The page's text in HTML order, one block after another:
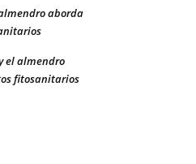
aborda
el almendro
fitosanitarios